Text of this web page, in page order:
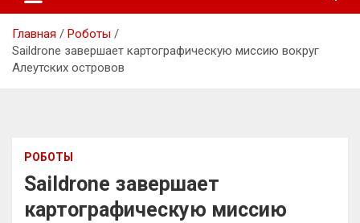
Главная
Роботы
Saildrone завершает картографическую миссию вокруг
Алеутских островов
РОБОТЫ
Saildrone завершает
картографическую миссию